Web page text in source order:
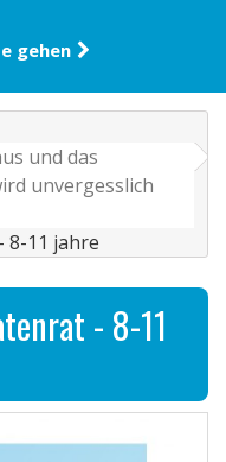
gehen
und das
unvergesslich
8-11 jahre
- 8-11